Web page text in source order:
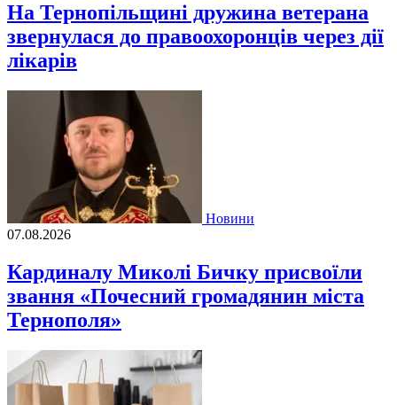
На Тернопільщині дружина ветерана
звернулася до правоохоронців через дії
лікарів
Новини
07.08.2026
Кардиналу Миколі Бичку присвоїли
звання «Почесний громадянин міста
Тернополя»